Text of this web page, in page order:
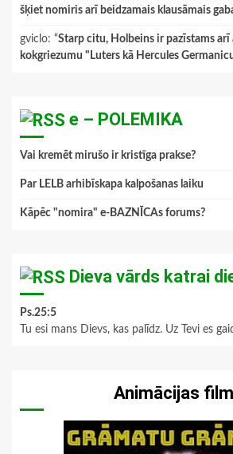
šķiet nomiris arī beidzamais klausāmais
gviclo: “Starp citu, Holbeins ir pazīstams arī
kokgriezumu "Luters kā Hercules
e – POLEMIKA
Vai kremēt mirušo ir kristīga prakse?
Par LELB arhibīskapa kalpošanas laiku
Kāpēc "nomira" e-BAZNĪCAs forums?
Dieva vārds katrai
Ps.25:5
Tu esi mans Dievs, kas palīdz. Uz Tevi es
Animācijas